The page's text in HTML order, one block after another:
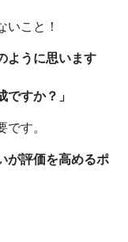
いこと！
ように思います
すか？」
す。
が評価を高めるポ